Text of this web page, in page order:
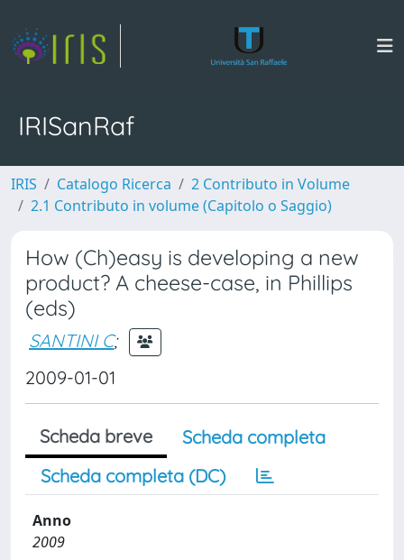
IRISanRaf
IRIS Catalogo Ricerca
2 Contributo in Volume
2.1 Contributo in volume (Capitolo o Saggio)
How (Ch)easy is developing a new
product? A cheese-case, in Phillips
(eds)
SANTINI C;
2009-01-01
Scheda breve
Scheda completa
Scheda completa (DC)
Anno
2009